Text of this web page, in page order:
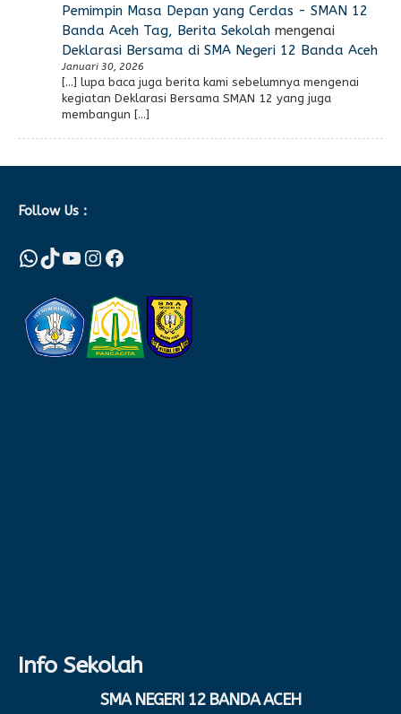
Pemimpin Masa Depan yang Cerdas - SMAN 12
Banda Aceh Tag, Berita Sekolahmengenai
Deklarasi Bersama di SMA Negeri 12 Banda Aceh
Januari 30, 2026
[…] lupa baca juga berita kami sebelumnya mengenai
kegiatan Deklarasi Bersama SMAN 12 yang juga
membangun […]
Follow Us :
WhatsApp
TikTok
YouTube
Instagram
Facebook
Info Sekolah
SMA NEGERI 12 BANDA ACEH